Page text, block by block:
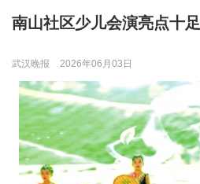
南山社区少儿会演亮点十足
武汉晚报 2026年06月03日